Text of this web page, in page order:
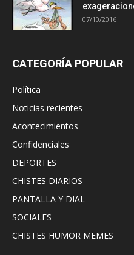
07/10/2016
CATEGORÍA POPULAR
Política
Noticias recientes
Acontecimientos
Confidenciales
DEPORTES
CHISTES DIARIOS
PANTALLA Y DIAL
SOCIALES
CHISTES HUMOR MEMES